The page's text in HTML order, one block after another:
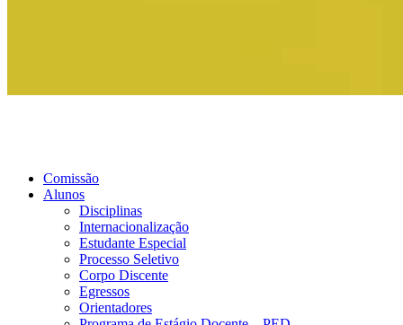
Comissão
Alunos
Disciplinas
Internacionalização
Estudante Especial
Processo Seletivo
Corpo Discente
Egressos
Orientadores